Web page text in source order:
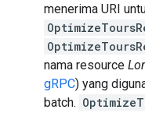
menerima URI
nama resource
gRPC) yang
batch.